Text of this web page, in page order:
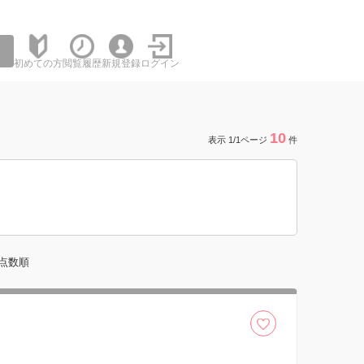
初めての方閲覧履歴新規登録 ログイン
表示 1/1ページ 10 件
数順